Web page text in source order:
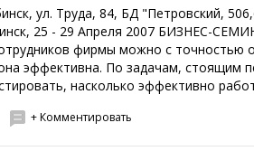
ул. Труда, 84, БД "Петровский,
25 - 29 Апреля 2007 БИЗНЕС-
фирмы можно с точностью
эффективна. По задачам, стоящим
насколько эффективно
+ Комментировать